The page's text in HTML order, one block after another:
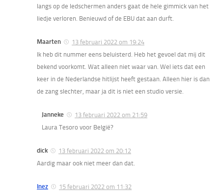
langs op de ledschermen anders gaat de hele gimmick van het
liedje verloren. Benieuwd of de EBU dat aan durft.
Maarten
13 februari 2022 om 19:24
Ik heb dit nummer eens beluisterd. Heb het gevoel dat mij dit
bekend voorkomt. Wat alleen niet waar van. Wel iets dat een
keer in de Nederlandse hitlijst heeft gestaan. Alleen hier is dan
de zang slechter, maar ja dit is niet een studio versie.
Janneke
13 februari 2022 om 21:59
Laura Tesoro voor België?
dick
13 februari 2022 om 20:12
Aardig maar ook niet meer dan dat.
Inez
15 februari 2022 om 11:32